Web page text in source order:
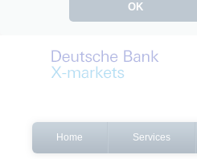
OK
Home Services